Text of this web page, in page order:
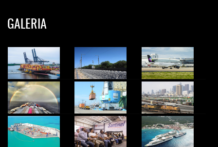
GALERIA